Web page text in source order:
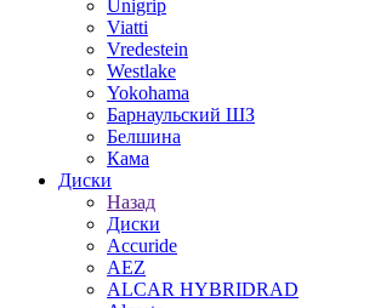
Unigrip
Viatti
Vredestein
Westlake
Yokohama
Барнаульский ШЗ
Белшина
Кама
Диски
Назад
Диски
Accuride
AEZ
ALCAR HYBRIDRAD